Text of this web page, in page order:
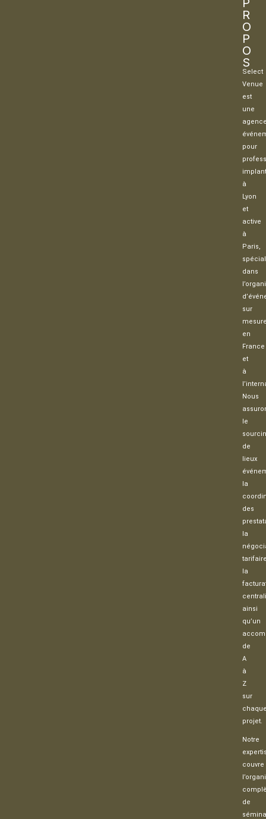
P
R
O
P
O
S
Select
Venue
est
une
pour
à
Lyon
et
active
à
Paris,
dans
sur
en
France
et
à
Nous
le
de
lieux
la
des
la
la
ainsi
qu’un
de
A
à
Z
sur
projet.
Notre
couvre
de